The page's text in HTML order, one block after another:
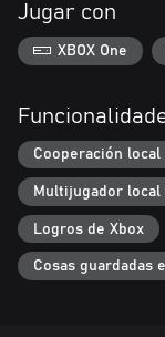
Jugar con
XBOX One
Cooperación local
Multijugador local
Logros de Xbox
Cosas guardadas